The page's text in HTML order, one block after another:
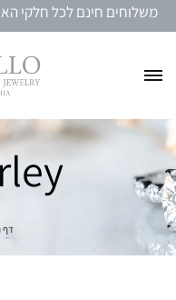
משלוחים חינם לכל חלקי
דף